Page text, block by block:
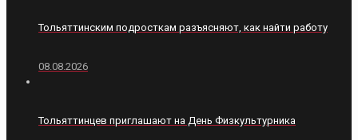
Тольяттинским подросткам разъясняют, как найти работу
08.08.2026
Тольяттинцев приглашают на День Физкультурника